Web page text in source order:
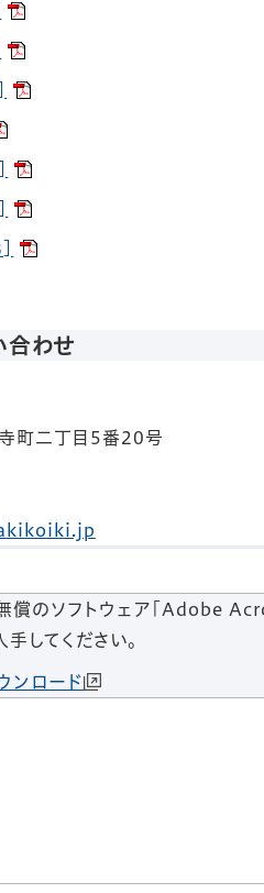
合わせ
町二丁目5番20号
償のソフトウェア「Adobe
してください。
ロード